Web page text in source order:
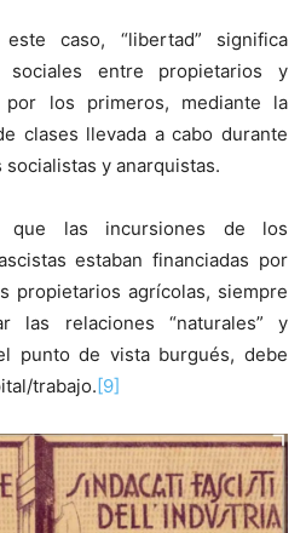
caso, “libertad” significa
sociales entre propietarios y
por los primeros, mediante la
clases llevada a cabo durante
y anarquistas.
que las incursiones de los
estaban financiadas por
propietarios agrícolas, siempre
relaciones “naturales” y
punto de vista burgués, debe
trabajo.[9]